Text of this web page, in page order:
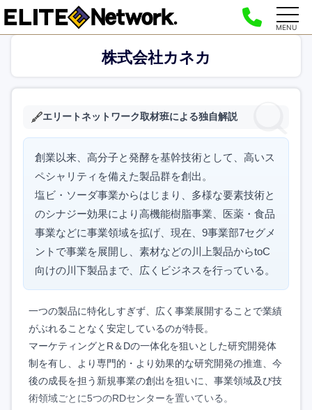
MENU
株式会社カネカ
エリートネットワーク取材班による独自解説
創業以来、高分子と発酵を基幹技術として、高いス
ペシャリティを備えた製品群を創出。
塩ビ・ソーダ事業からはじまり、多様な要素技術と
のシナジー効果により高機能樹脂事業、医薬・食品
事業などに事業領域を拡げ、現在、9事業部7セグメ
ントで事業を展開し、素材などの川上製品からtoC
向けの川下製品まで、広くビジネスを行っている。
一つの製品に特化しすぎず、広く事業展開することで業績
がぶれることなく安定しているのが特長。
マーケティングとR＆Dの一体化を狙いとした研究開発体
制を有し、より専門的・より効果的な研究開発の推進、今
後の成長を担う新規事業の創出を狙いに、事業領域及び技
術領域ごとに5つのRDセンターを置いている。